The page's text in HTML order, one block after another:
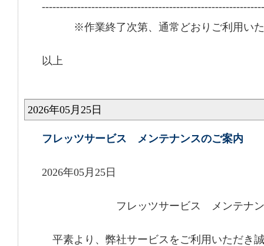
※作業終了次第、通常どおりご利用いた
以上
2026年05月25日
フレッツサービス メンテナンスのご案内
2026年05月25日
フレッツサービス メンテナンス
平素より、弊社サービスをご利用いただき